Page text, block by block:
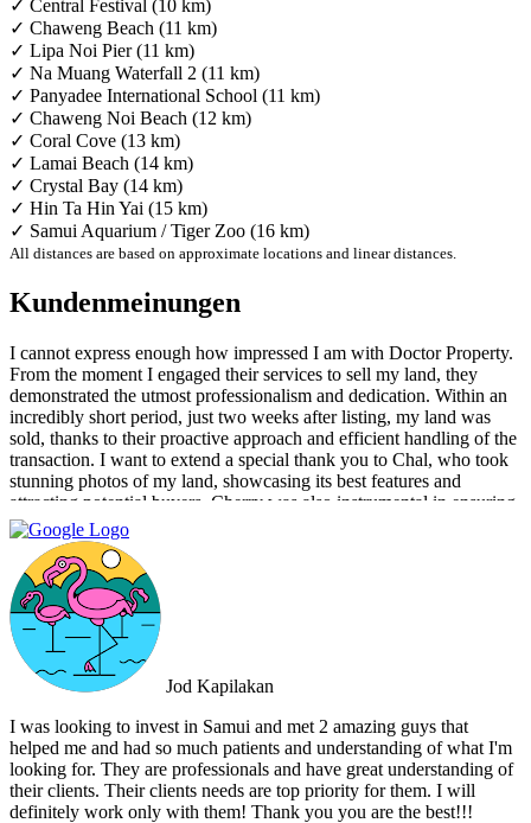
✓ Central Festival (10 km)
✓ Chaweng Beach (11 km)
✓ Lipa Noi Pier (11 km)
✓ Na Muang Waterfall 2 (11 km)
✓ Panyadee International School (11 km)
✓ Chaweng Noi Beach (12 km)
✓ Coral Cove (13 km)
✓ Lamai Beach (14 km)
✓ Crystal Bay (14 km)
✓ Hin Ta Hin Yai (15 km)
✓ Samui Aquarium / Tiger Zoo (16 km)
All distances are based on approximate locations and linear distances.
Kundenmeinungen
I cannot express enough how impressed I am with Doctor Property.
From the moment I engaged their services to sell my land, they
demonstrated the utmost professionalism and dedication. Within an
incredibly short period, just two weeks after listing, my land was
sold, thanks to their proactive approach and efficient handling of the
transaction. I want to extend a special thank you to Chal, who took
stunning photos of my land, showcasing its best features and
attracting potential buyers. Cherry was also instrumental in ensuring
that the deal went through smoothly, providing invaluable support
and guidance every step of the way. What sets Doctor Property Real
Estate apart is their commitment to honesty and transparency.
Throughout the entire process, I felt well-informed and confident in
their abilities. Their team's attention to detail and personalized
approach made the selling experience stress-free and enjoyable. I
highly recommend Doctor Property Real Estate to anyone looking
for a real estate agency that goes above and beyond to deliver
outstanding results. Their professionalism, expertise, and exceptional
service make them the perfect choice for all your real estate needs.
Jod Kapilakan
I was looking to invest in Samui and met 2 amazing guys that
helped me and had so much patients and understanding of what I'm
looking for. They are professionals and have great understanding of
their clients. Their clients needs are top priority for them. I will
definitely work only with them! Thank you you are the best!!!